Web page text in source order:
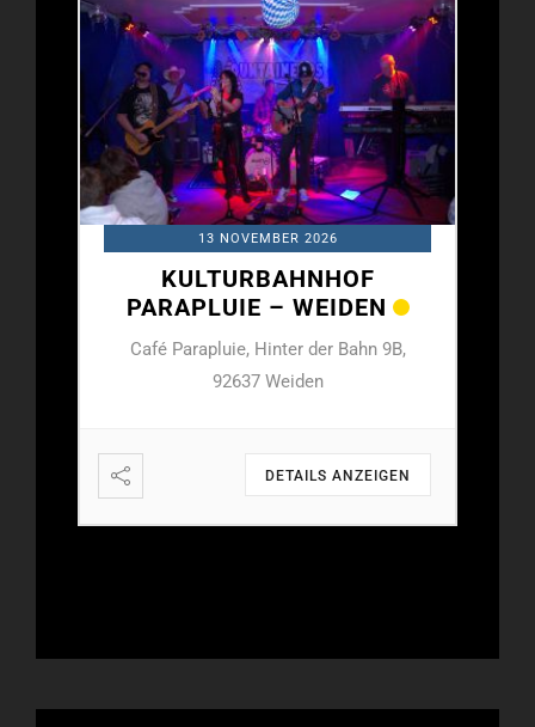
13 NOVEMBER 2026
KULTURBAHNHOF
PARAPLUIE – WEIDEN
Café Parapluie, Hinter der Bahn 9B,
92637 Weiden
DETAILS ANZEIGEN